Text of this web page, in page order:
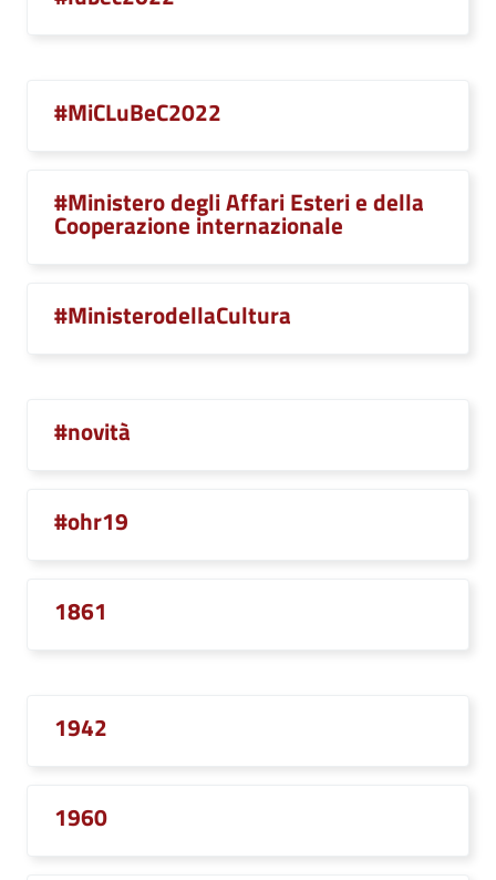
#MiCLuBeC2022
#Ministero degli Affari Esteri e della
Cooperazione internazionale
#MinisterodellaCultura
#novità
#ohr19
1861
1942
1960